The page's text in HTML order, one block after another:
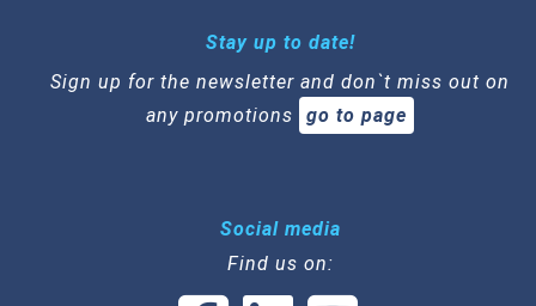
Stay up to date!
Sign up for the newsletter and don`t miss out on
any promotions
go to page
Social media
Find us on: